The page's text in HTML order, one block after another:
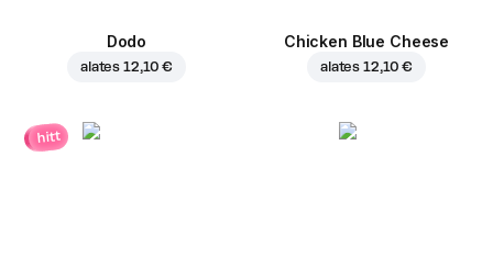
Dodo
alates 12,10 €
Chicken Blue Cheese
alates 12,10 €
hitt